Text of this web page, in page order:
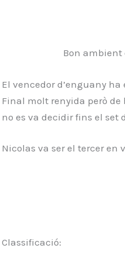
Bon ambient
El vencedor d’enguany ha
Final molt renyida però de
no es va decidir fins el set
Nicolas va ser el tercer en
Classificació: